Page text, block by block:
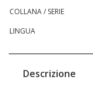
COLLANA / SERIE
LINGUA
Descrizione